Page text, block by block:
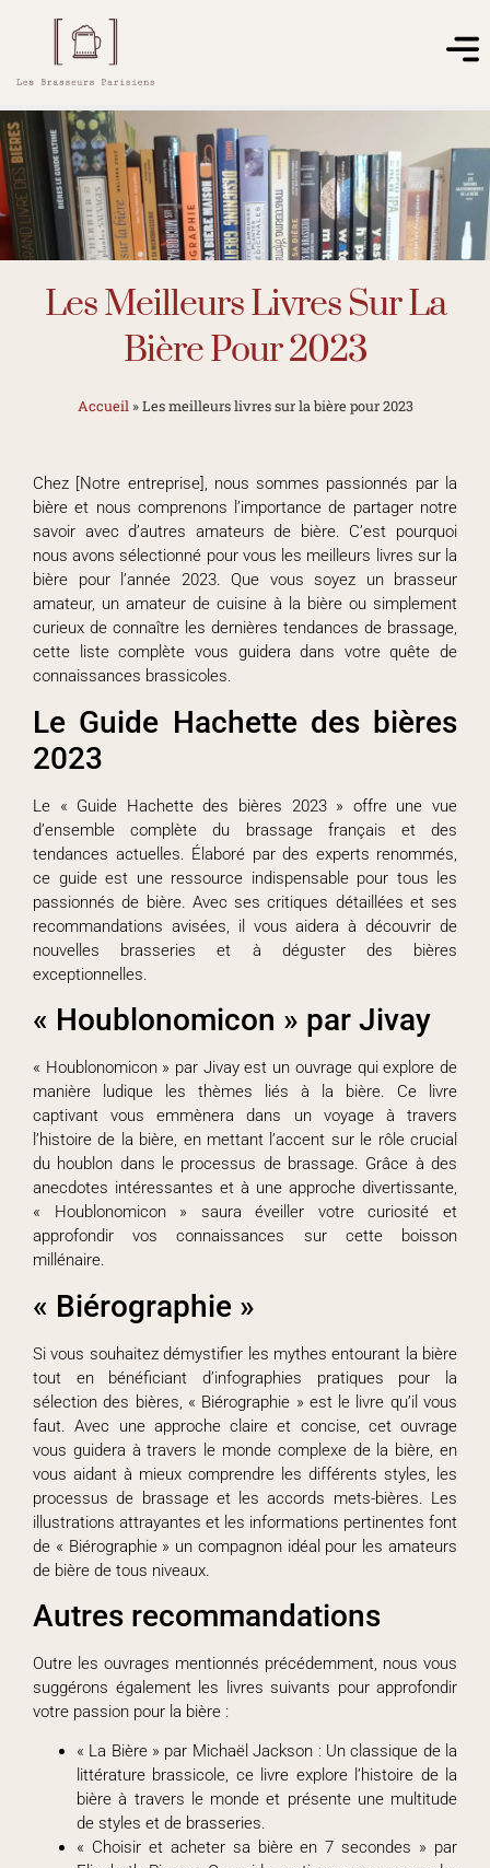
Les Meilleurs Livres Sur La
Bière Pour 2023
Accueil»Les meilleurs livres sur la bière pour 2023
Chez [Notre entreprise], nous sommes passionnés par la
bière et nous comprenons l’importance de partager notre
savoir avec d’autres amateurs de bière. C’est pourquoi
nous avons sélectionné pour vous les meilleurs livres sur la
bière pour l’année 2023. Que vous soyez un brasseur
amateur, un amateur de cuisine à la bière ou simplement
curieux de connaître les dernières tendances de brassage,
cette liste complète vous guidera dans votre quête de
connaissances brassicoles.
Le Guide Hachette des bières
2023
Le « Guide Hachette des bières 2023 » offre une vue
d’ensemble complète du brassage français et des
tendances actuelles. Élaboré par des experts renommés,
ce guide est une ressource indispensable pour tous les
passionnés de bière. Avec ses critiques détaillées et ses
recommandations avisées, il vous aidera à découvrir de
nouvelles brasseries et à déguster des bières
exceptionnelles.
« Houblonomicon » par Jivay
« Houblonomicon » par Jivay est un ouvrage qui explore de
manière ludique les thèmes liés à la bière. Ce livre
captivant vous emmènera dans un voyage à travers
l’histoire de la bière, en mettant l’accent sur le rôle crucial
du houblon dans le processus de brassage. Grâce à des
anecdotes intéressantes et à une approche divertissante,
« Houblonomicon » saura éveiller votre curiosité et
approfondir vos connaissances sur cette boisson
millénaire.
« Biérographie »
Si vous souhaitez démystifier les mythes entourant la bière
tout en bénéficiant d’infographies pratiques pour la
sélection des bières, « Biérographie » est le livre qu’il vous
faut. Avec une approche claire et concise, cet ouvrage
vous guidera à travers le monde complexe de la bière, en
vous aidant à mieux comprendre les différents styles, les
processus de brassage et les accords mets-bières. Les
illustrations attrayantes et les informations pertinentes font
de « Biérographie » un compagnon idéal pour les amateurs
de bière de tous niveaux.
Autres recommandations
Outre les ouvrages mentionnés précédemment, nous vous
suggérons également les livres suivants pour approfondir
votre passion pour la bière :
« La Bière » par Michaël Jackson : Un classique de la
littérature brassicole, ce livre explore l’histoire de la
bière à travers le monde et présente une multitude
de styles et de brasseries.
« Choisir et acheter sa bière en 7 secondes » par